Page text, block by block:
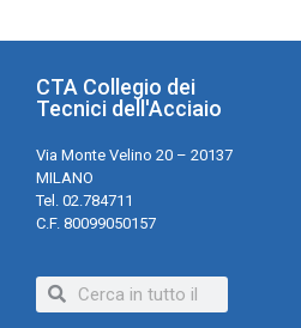
CTA Collegio dei
Tecnici dell'Acciaio
Via Monte Velino 20 – 20137
MILANO
Tel. 02.784711
C.F. 80099050157